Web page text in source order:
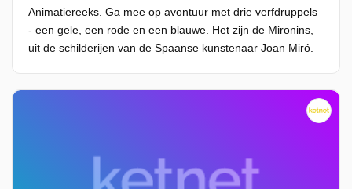
Animatiereeks. Ga mee op avontuur met drie verfdruppels
- een gele, een rode en een blauwe. Het zijn de Mironins,
uit de schilderijen van de Spaanse kunstenaar Joan Miró.